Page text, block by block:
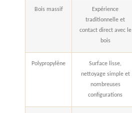
Bois massif
Expérience
traditionnelle et
contact direct avec le
bois
Polypropylène
Surface lisse,
nettoyage simple et
nombreuses
configurations